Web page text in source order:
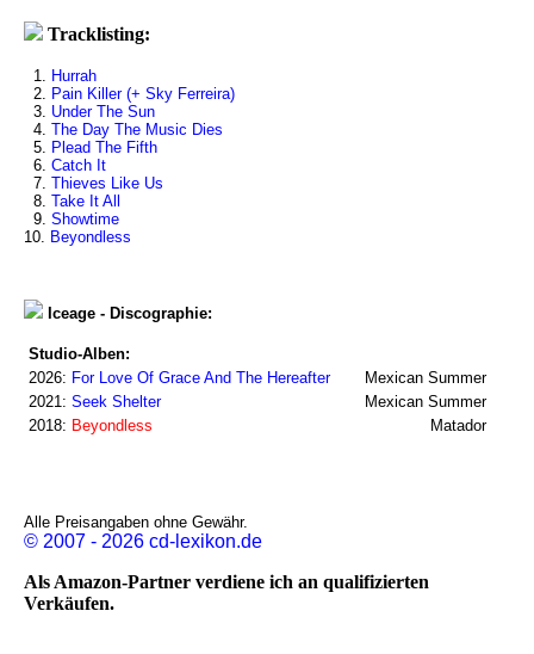
Tracklisting:
1. Hurrah
2. Pain Killer (+ Sky Ferreira)
3. Under The Sun
4. The Day The Music Dies
5. Plead The Fifth
6. Catch It
7. Thieves Like Us
8. Take It All
9. Showtime
10. Beyondless
Iceage - Discographie:
Studio-Alben:
2026: For Love Of Grace And The Hereafter
Mexican Summer
2021: Seek Shelter
Mexican Summer
2018: Beyondless Matador
Alle Preisangaben ohne Gewähr.
© 2007 - 2026 cd-lexikon.de
Als Amazon-Partner verdiene ich an qualifizierten
Verkäufen.